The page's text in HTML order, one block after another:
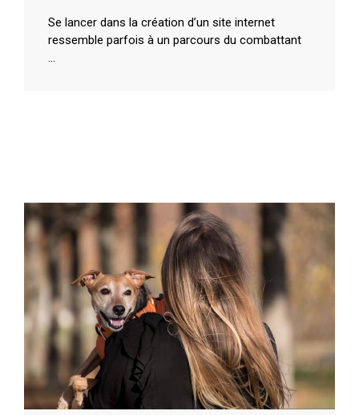
Se lancer dans la création d’un site internet
ressemble parfois à un parcours du combattant
...